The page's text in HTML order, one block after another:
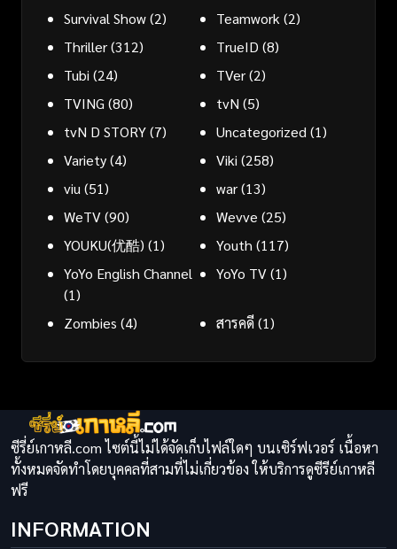
Survival Show(2) Teamwork (2)
Thriller(312) TrueID (8)
Tubi (24) TVer(2)
TVING (80) tvN (5)
tvN D STORY(7) Uncategorized (1)
Variety(4) Viki (258)
viu (51) war(13)
WeTV(90) Wevve (25)
YOUKU(优酷) (1) Youth (117)
YoYo English Channel
(1)
YoYo TV(1)
Zombies (4) สารคดี(1)
ซีรี่ย์เกาหลี.com ไซต์นี้ไม่ได้จัดเก็บไฟล์ใดๆ บนเซิร์ฟเวอร์ เนื้อหา
ทั้งหมดจัดทำโดยบุคคลที่สามที่ไม่เกี่ยวข้อง ให้บริการดูซีรีย์เกาหลี
ฟรี
INFORMATION